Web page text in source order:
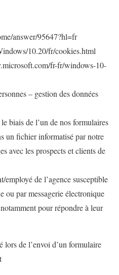
answer/95647?hl=fr
10.20/fr/cookies.html
fr-fr/windows-10-
– gestion des données
biais de l’un de nos formulaires
un fichier informatisé par notre
avec les prospects et clients de
employé de l’agence susceptible
ou par messagerie électronique
pour répondre à leur
lors de l’envoi d’un formulaire